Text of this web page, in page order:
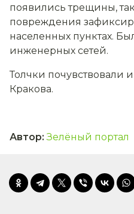
появились трещины,
повреждения
населенных пунктах.
инженерных сетей.
Толчки почувствовали
Кракова.
Автор: Зелёный портал